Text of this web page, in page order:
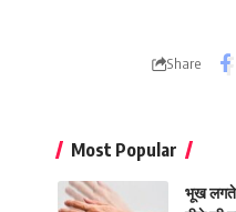
Share
Most Popular
भूख लगते